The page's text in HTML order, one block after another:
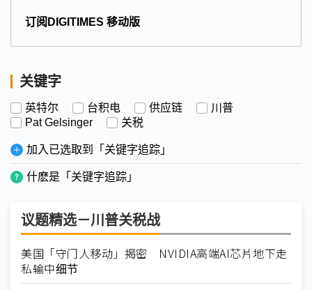
订阅DIGITIMES 移动版
关键字
英特尔 台积电 供应链
川普
Pat Gelsinger
关税
加入已选取到「关键字追踪」
什麽是「关键字追踪」
议题精选－川普关税战
美国「守门人移动」揭密 NVIDIA高端AI芯片地下走
私输中细节